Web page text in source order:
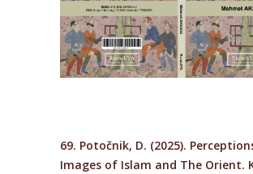
69. Potočnik, D. (2025).
Images of Islam and The Orient.